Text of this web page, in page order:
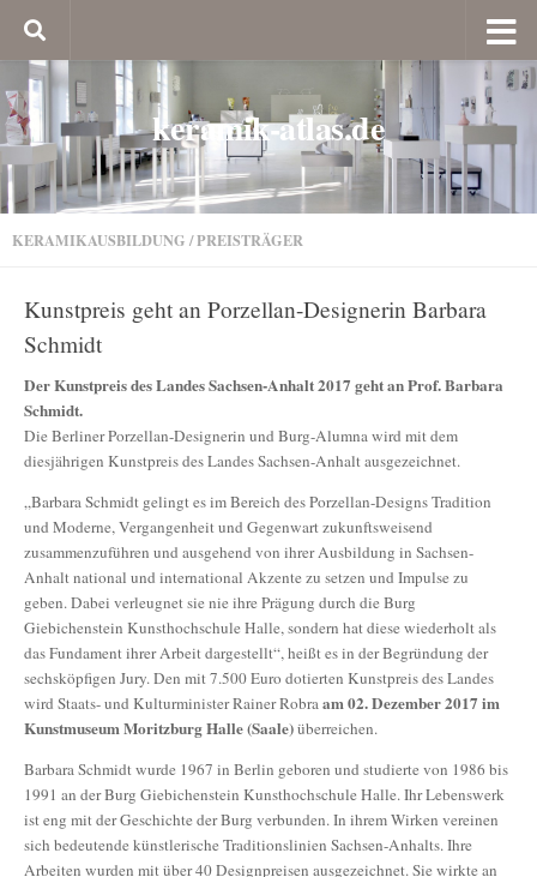
keramik-atlas.de
KERAMIKAUSBILDUNG /PREISTRÄGER
Kunstpreis geht an Porzellan-Designerin Barbara
Schmidt
Der Kunstpreis des Landes Sachsen-Anhalt 2017 geht an Prof. Barbara
Schmidt.
Die Berliner Porzellan-Designerin und Burg-Alumna wird mit dem
diesjährigen Kunstpreis des Landes Sachsen-Anhalt ausgezeichnet.
„Barbara Schmidt gelingt es im Bereich des Porzellan-Designs Tradition
und Moderne, Vergangenheit und Gegenwart zukunftsweisend
zusammenzuführen und ausgehend von ihrer Ausbildung in Sachsen-
Anhalt national und international Akzente zu setzen und Impulse zu
geben. Dabei verleugnet sie nie ihre Prägung durch die Burg
Giebichenstein Kunsthochschule Halle, sondern hat diese wiederholt als
das Fundament ihrer Arbeit dargestellt“, heißt es in der Begründung der
sechsköpfigen Jury. Den mit 7.500 Euro dotierten Kunstpreis des Landes
wird Staats- und Kulturminister Rainer Robraam 02. Dezember 2017 im
Kunstmuseum Moritzburg Halle (Saale)überreichen.
Barbara Schmidt wurde 1967 in Berlin geboren und studierte von 1986 bis
1991 an der Burg Giebichenstein Kunsthochschule Halle. Ihr Lebenswerk
ist eng mit der Geschichte der Burg verbunden. In ihrem Wirken vereinen
sich bedeutende künstlerische Traditionslinien Sachsen-Anhalts. Ihre
Arbeiten wurden mit über 40 Designpreisen ausgezeichnet. Sie wirkte an